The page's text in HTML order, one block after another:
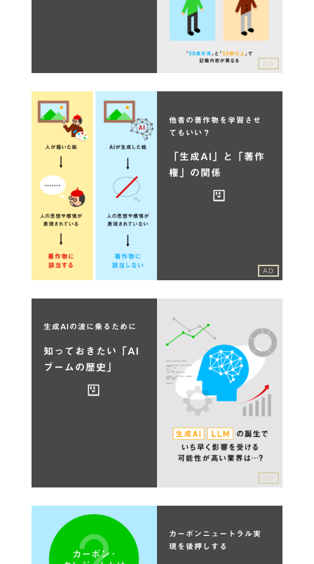
AD
他者の著作物を学習させ
てもいい？
「生成AI」と「著作
権」の関係
AD
生成AIの波に乗るために
知っておきたい「AI
ブームの歴史」
AD
カーボンニュートラル実
現を後押しする